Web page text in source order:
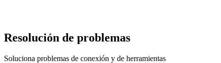
Resolución de problemas
Soluciona problemas de conexión y de herramientas